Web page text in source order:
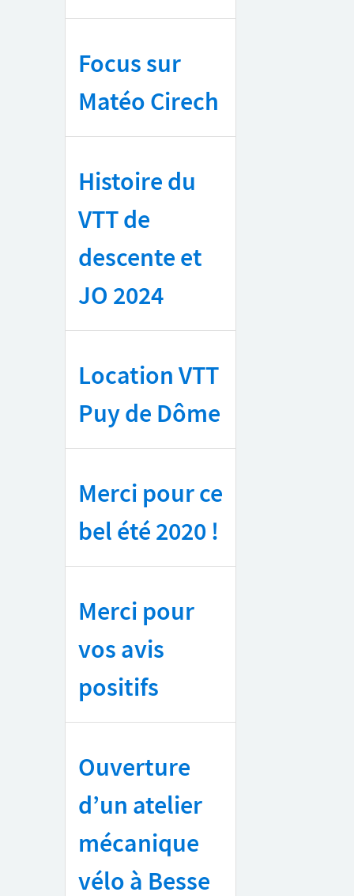
Focus sur
Matéo Cirech
Histoire du
VTT de
descente et
JO 2024
Location VTT
Puy de Dôme
Merci pour ce
bel été 2020 !
Merci pour
vos avis
positifs
Ouverture
d’un atelier
mécanique
vélo à Besse